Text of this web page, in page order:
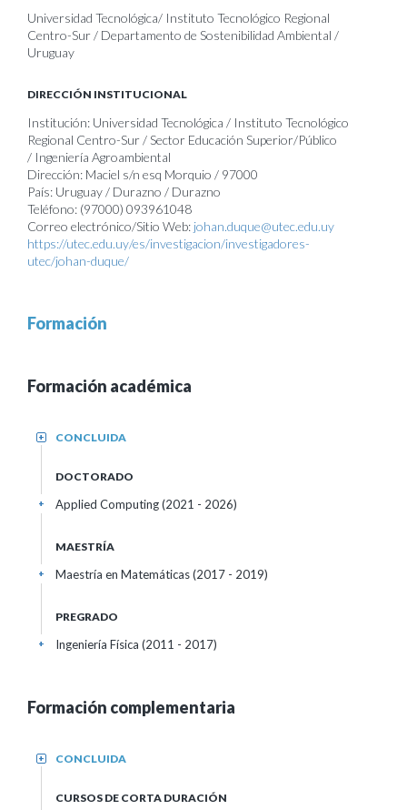
Universidad Tecnológica/ Instituto Tecnológico Regional
Centro-Sur / Departamento de Sostenibilidad Ambiental /
Uruguay
DIRECCIÓN INSTITUCIONAL
Institución: Universidad Tecnológica / Instituto Tecnológico
Regional Centro-Sur / Sector Educación Superior/Público
/ Ingeniería Agroambiental
Dirección: Maciel s/n esq Morquio / 97000
País: Uruguay / Durazno / Durazno
Teléfono: (97000) 093961048
Correo electrónico/Sitio Web: johan.duque@utec.edu.uy
https://utec.edu.uy/es/investigacion/investigadores-
utec/johan-duque/
Formación
Formación académica
CONCLUIDA
+
DOCTORADO
Applied Computing (2021 - 2026)
+
MAESTRÍA
Maestría en Matemáticas (2017 - 2019)
+
PREGRADO
Ingeniería Física (2011 - 2017)
+
Formación complementaria
CONCLUIDA
+
CURSOS DE CORTA DURACIÓN